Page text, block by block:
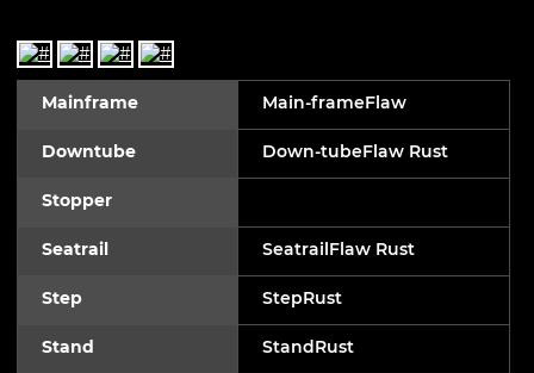
Mainframe Main-frameFlaw
Downtube Down-tubeFlaw Rust
Stopper
Seatrail SeatrailFlaw Rust
Step StepRust
Stand StandRust